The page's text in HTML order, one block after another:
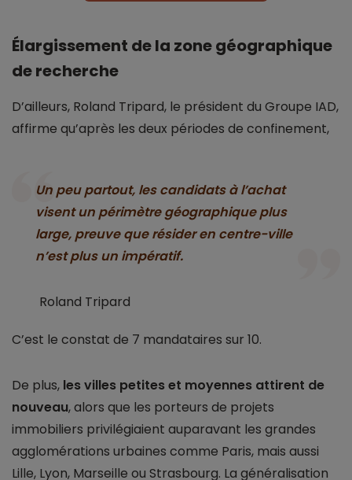
Élargissement de la zone géographique
de recherche
D’ailleurs, Roland Tripard, le président du Groupe IAD,
affirme qu’après les deux périodes de confinement,
Un peu partout, les candidats à l’achat
visent un périmètre géographique plus
large, preuve que résider en centre-ville
n’est plus un impératif.
Roland Tripard
C’est le constat de 7 mandataires sur 10.
De plus, les villes petites et moyennes attirent de
nouveau, alors que les porteurs de projets
immobiliers privilégiaient auparavant les grandes
agglomérations urbaines comme Paris, mais aussi
Lille, Lyon, Marseille ou Strasbourg. La généralisation